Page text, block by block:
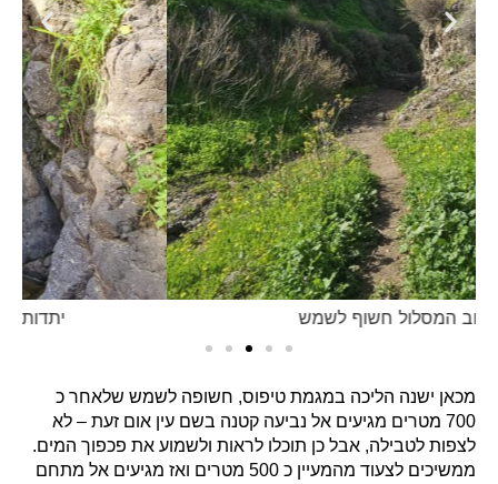
רוב המסלול חשוף לשמש
מכאן ישנה הליכה במגמת טיפוס, חשופה לשמש שלאחר כ
700 מטרים מגיעים אל נביעה קטנה בשם עין אום זעת – לא
לצפות לטבילה, אבל כן תוכלו לראות ולשמוע את פכפוך המים.
ממשיכים לצעוד מהמעיין כ 500 מטרים ואז מגיעים אל מתחם